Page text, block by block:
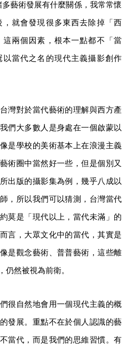
多藝術發展有什麼關係，我常常懷
，就會發現很多東西去除掉「西
兩個因素，根本一點都不「當
當代之名的現代主義攝影創作
灣對於當代藝術的理解與西方產
們大多數人是身處在一個啟蒙以
是學校的美術基本上在浪漫主義
術圈中當然好一些，但是個別又
出版的攝影集為例，幾乎八成以
，所以我們可以猜測，台灣當代
莫是「現代以上，當代未滿」的
言，大眾文化中的當代，其實是
是觀念藝術、普普藝術，這些離
仍然被視為前衛。
很自然地會用一個現代主義的概
發展。重點不在於個人認識的藝
當代，而是我們的思維習慣。有